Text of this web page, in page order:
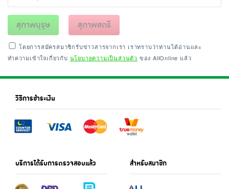
สุภาพบุรุษ สุภาพสตรี
โดยการสมัครสมาชิกรับข่าวสารจากเรา เราทราบว่าท่านได้อ่านและ
ทำความเข้าใจเกี่ยวกับ นโยบายความเป็นส่วนตัว ของ AllOnline แล้ว
วิธีการชำระเงิน
บริการได้รับการตรวจสอบแล้ว สำหรับสมาชิก